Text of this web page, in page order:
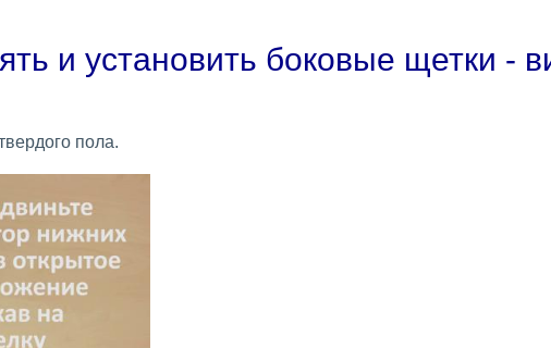
и установить боковые щетки -
пола.